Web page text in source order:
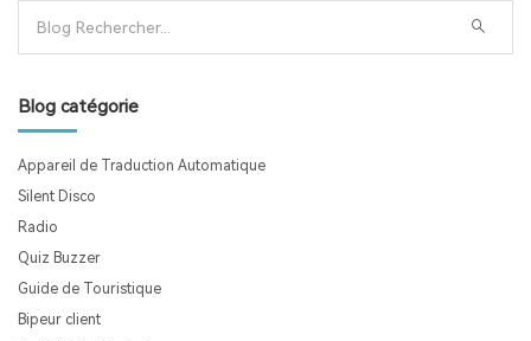
Blog catégorie
Appareil de Traduction Automatique
Silent Disco
Radio
Quiz Buzzer
Guide de Touristique
Bipeur client